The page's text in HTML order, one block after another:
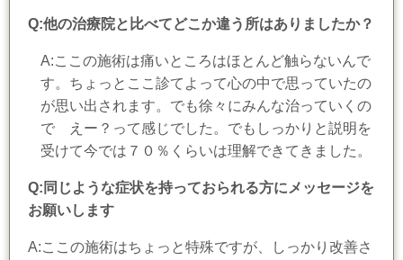
Q:他の治療院と比べてどこか違う所はありましたか？
A:ここの施術は痛いところはほとんど触らないんで
す。ちょっとここ診てよって心の中で思っていたの
が思い出されます。でも徐々にみんな治っていくの
で えー？って感じでした。でもしっかりと説明を
受けて今では７０％くらいは理解できてきました。
Q:同じような症状を持っておられる方にメッセージを
お願いします
A:ここの施術はちょっと特殊ですが、しっかり改善さ